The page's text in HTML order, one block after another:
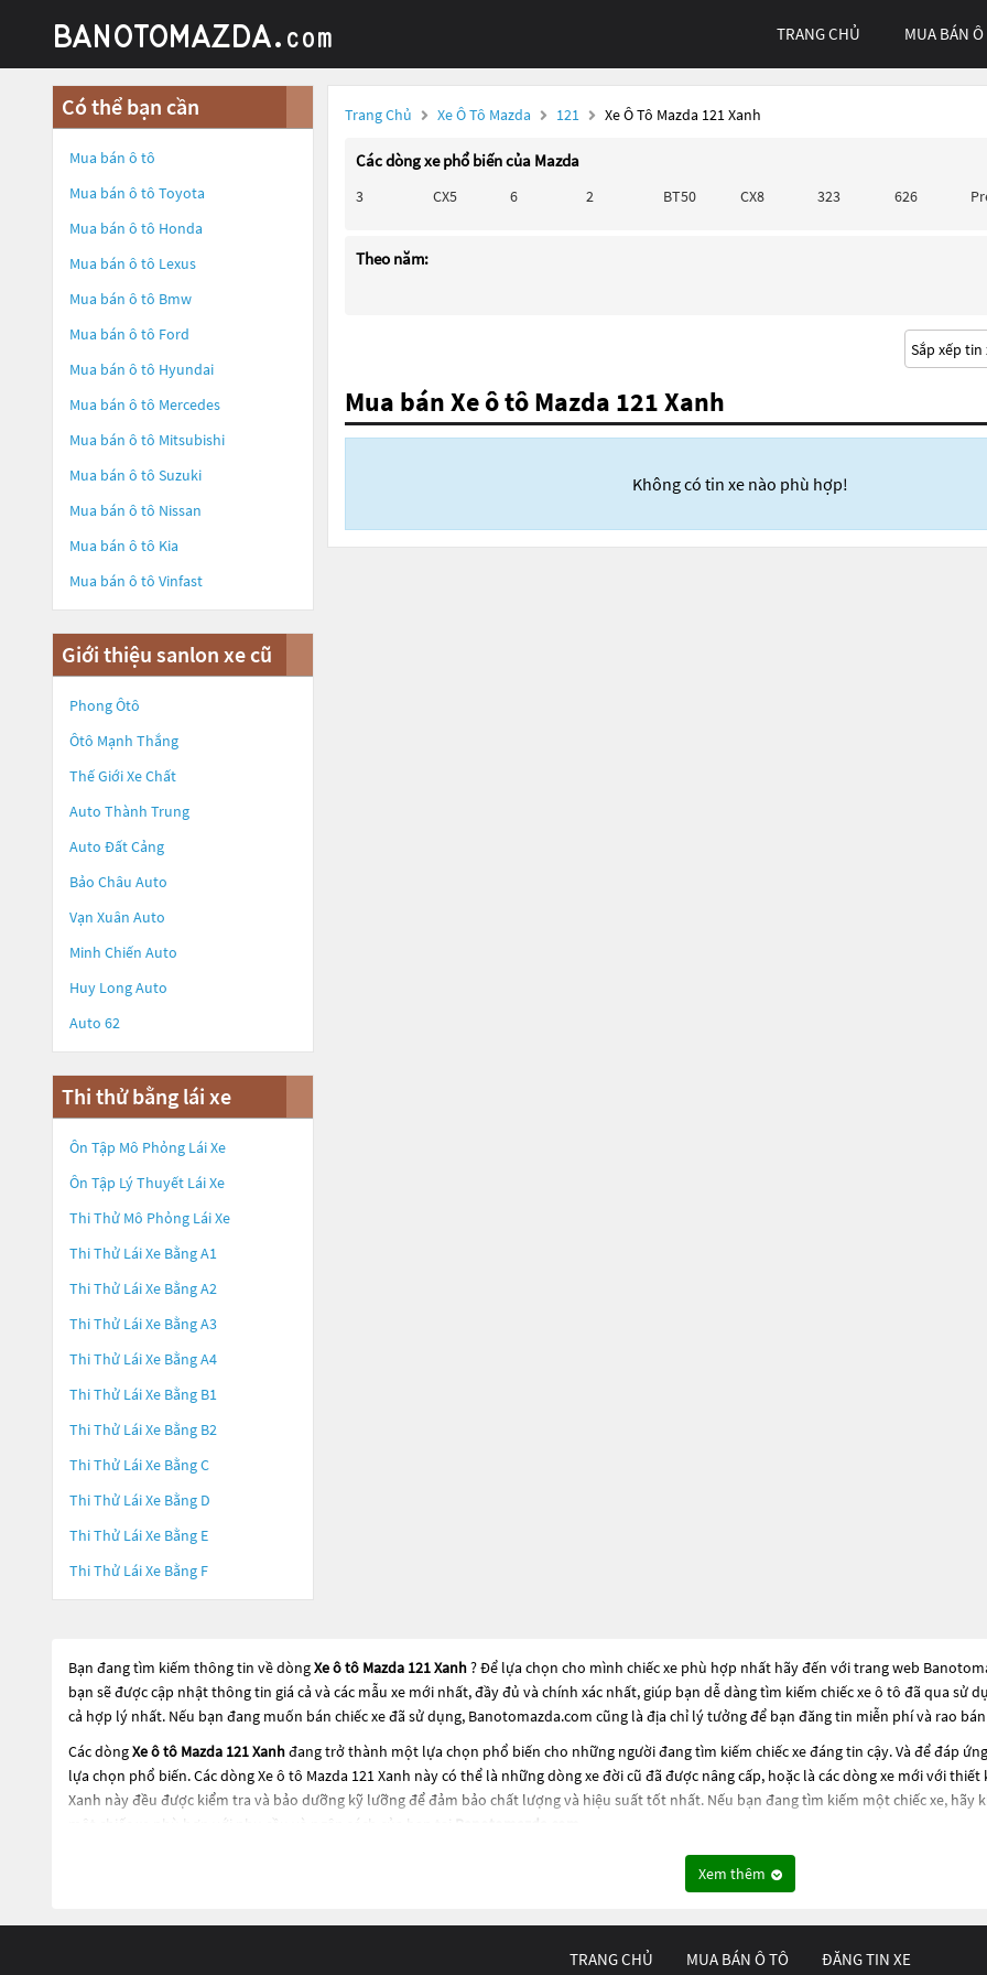
TRANG CHỦ MUA BÁN
Có thể bạn cần
Mua bán ô tô
Mua bán ô tô Toyota
Mua bán ô tô Honda
Mua bán ô tô Lexus
Mua bán ô tô Bmw
Mua bán ô tô Ford
Mua bán ô tô Hyundai
Mua bán ô tô Mercedes
Mua bán ô tô Mitsubishi
Mua bán ô tô Suzuki
Mua bán ô tô Nissan
Mua bán ô tô Kia
Mua bán ô tô Vinfast
Giới thiệu sanlon xe cũ
Phong Ôtô
Ôtô Mạnh Thắng
Thế Giới Xe Chất
Auto Thành Trung
Auto Đất Cảng
Bảo Châu Auto
Vạn Xuân Auto
Minh Chiến Auto
Huy Long Auto
Auto 62
Thi thử bằng lái xe
Ôn Tập Mô Phỏng Lái Xe
Ôn Tập Lý Thuyết Lái Xe
Thi Thử Mô Phỏng Lái Xe
Thi Thử Lái Xe Bằng A1
Thi Thử Lái Xe Bằng A2
Thi Thử Lái Xe Bằng A3
Thi Thử Lái Xe Bằng A4
Thi Thử Lái Xe Bằng B1
Thi Thử Lái Xe Bằng B2
Thi Thử Lái Xe Bằng C
Thi Thử Lái Xe Bằng D
Thi Thử Lái Xe Bằng E
Thi Thử Lái Xe Bằng F
Trang Chủ Xe Ô Tô Mazda 121 Xe Ô Tô Mazda 121 Xanh
Các dòng xe phổ biến của Mazda
3 CX5 6 2 BT50 CX8 323 626
Theo năm:
Mua bán Xe ô tô Mazda 121 Xanh
Không có tin xe nào phù hợp!
Bạn đang tìm kiếm thông tin về dòngXe ô tô Mazda 121 Xanh? Để lựa chọn cho mình chiếc xe phù hợp nhất hãy đến với trang web
bạn sẽ được cập nhật thông tin giá cả và các mẫu xe mới nhất, đầy đủ và chính xác nhất, giúp bạn dễ dàng tìm kiếm chiếc xe ô tô đã qua sử
cả hợp lý nhất. Nếu bạn đang muốn bán chiếc xe đã sử dụng, Banotomazda.com cũng là địa chỉ lý tưởng để bạn đăng tin miễn phí và rao
Các dòngXe ô tô Mazda 121 Xanhđang trở thành một lựa chọn phổ biến cho những người đang tìm kiếm chiếc xe đáng tin cậy. Và để đáp
lựa chọn phổ biến. Các dòngXe ô tô Mazda 121 Xanh này có thể là những dòng xe đời cũ đã được nâng cấp, hoặc là các dòng xe mới với
Xanh này đều được kiểm tra và bảo dưỡng kỹ lưỡng để đảm bảo chất lượng và hiệu suất tốt nhất. Nếu bạn đang tìm kiếm một chiếc xe, hãy
một chiếc xe phù hợp với nhu cầu và ngân sách của bạn tại
Banotomazda.com
Xem thêm
TRANG CHỦ MUA BÁN Ô TÔ ĐĂNG TIN XE